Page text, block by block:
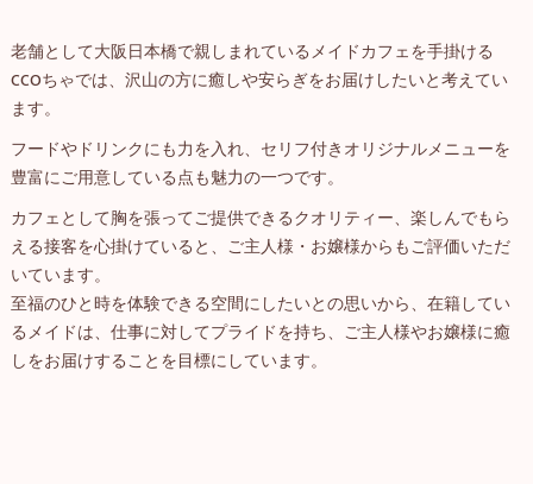
老舗として大阪日本橋で親しまれているメイドカフェを手掛ける
CCOちゃでは、沢山の方に癒しや安らぎをお届けしたいと考えてい
ます。
フードやドリンクにも力を入れ、セリフ付きオリジナルメニューを
豊富にご用意している点も魅力の一つです。
カフェとして胸を張ってご提供できるクオリティー、楽しんでもら
える接客を心掛けていると、ご主人様・お嬢様からもご評価いただ
いています。
至福のひと時を体験できる空間にしたいとの思いから、在籍してい
るメイドは、仕事に対してプライドを持ち、ご主人様やお嬢様に癒
しをお届けすることを目標にしています。